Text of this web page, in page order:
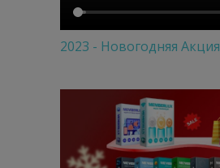
2023 - Новогодняя Акция